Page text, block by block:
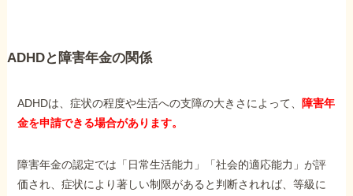
ADHDと障害年金の関係
ADHDは、症状の程度や生活への支障の大きさによって、
障害年
金を申請できる場合があります。
障害年金の認定では「日常生活能力」「社会的適応能力」が評
価され、症状により著しい制限があると判断されれば、等級に